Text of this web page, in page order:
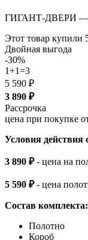
ГИГАНТ-ДВЕРИ —
Этот товар купили
Двойная выгода
-30%
1+1=3
5 590 ₽
3 890 ₽
Рассрочка
цена при покупке
Условия действия
3 890 ₽- цена на
5 590 ₽- цена
Состав комплекта:
Полотно
Короб